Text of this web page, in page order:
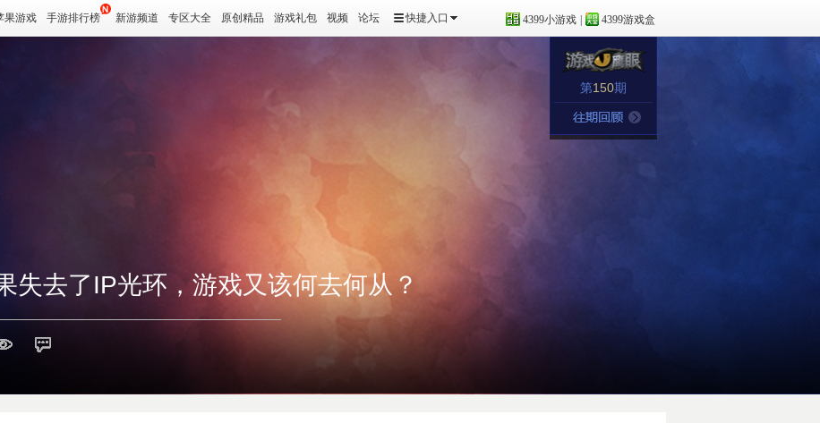
果游戏 手游排行榜 新游频道 专区大全 原创精品 游戏礼包 视频 论坛 快捷入口 4399小游戏 4399游戏盒
第150期
失去了IP光环，游戏又该何去何从？